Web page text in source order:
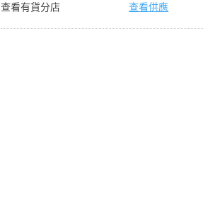
查看有貨分店 查看供應